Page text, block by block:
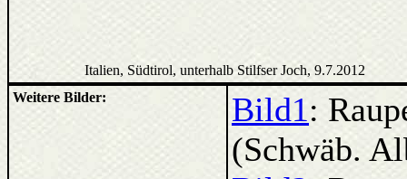
Italien, Südtirol, unterhalb Stilfser Joch, 9.7.2012
Weitere Bilder:
Bild1:
(Schwäb.